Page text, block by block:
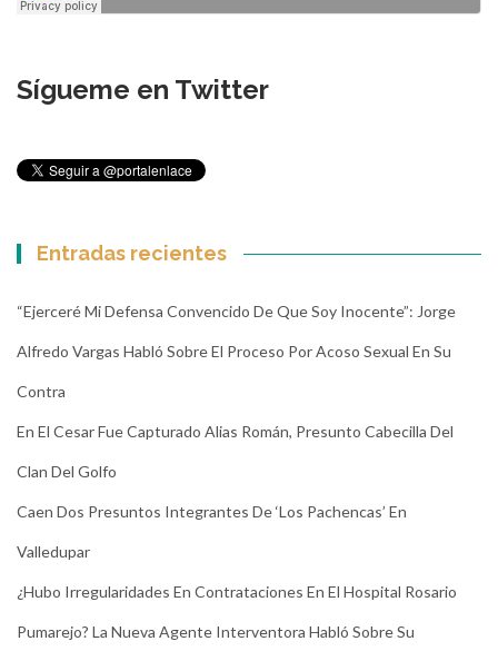
Sígueme en Twitter
Entradas recientes
“Ejerceré Mi Defensa Convencido De Que Soy Inocente”: Jorge
Alfredo Vargas Habló Sobre El Proceso Por Acoso Sexual En Su
Contra
En El Cesar Fue Capturado Alias Román, Presunto Cabecilla Del
Clan Del Golfo
Caen Dos Presuntos Integrantes De ‘Los Pachencas’ En
Valledupar
¿Hubo Irregularidades En Contrataciones En El Hospital Rosario
Pumarejo? La Nueva Agente Interventora Habló Sobre Su